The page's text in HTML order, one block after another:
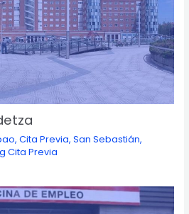
,Cita Previa,San Sebastián,
Cita Previa